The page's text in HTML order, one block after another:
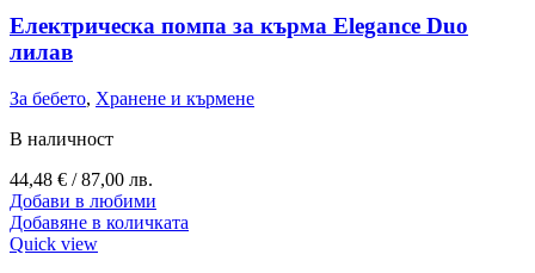
Електрическа помпа за кърма Elegance Duo
лилав
За бебето, Хранене и кърмене
В наличност
44,48 € / 87,00 лв.
Добави в любими
Добавяне в количката
Quick view